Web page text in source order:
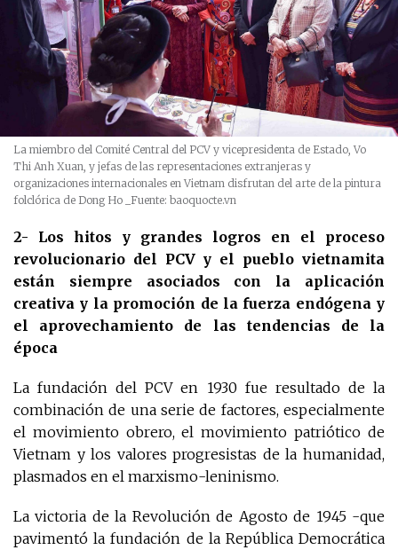
La miembro del Comité Central del PCV y vicepresidenta de Estado, Vo
Thi Anh Xuan, y jefas de las representaciones extranjeras y
organizaciones internacionales en Vietnam disfrutan del arte de la pintura
folclórica de Dong Ho
_Fuente: baoquocte.vn
2-
Los hitos y grandes logros en el proceso
revolucionario del PCV y el pueblo vietnamita
están siempre asociados con la aplicación
creativa y la promoción de la fuerza endógena y
el aprovechamiento de las tendencias de la
época
La fundación del PCV en 1930 fue resultado de la
combinación de una serie de factores, especialmente
el movimiento obrero, el movimiento patriótico de
Vietnam y los valores progresistas de la humanidad,
plasmados en el marxismo-leninismo.
La victoria de la Revolución de Agosto de 1945 -que
pavimentó la fundación de la República Democrática